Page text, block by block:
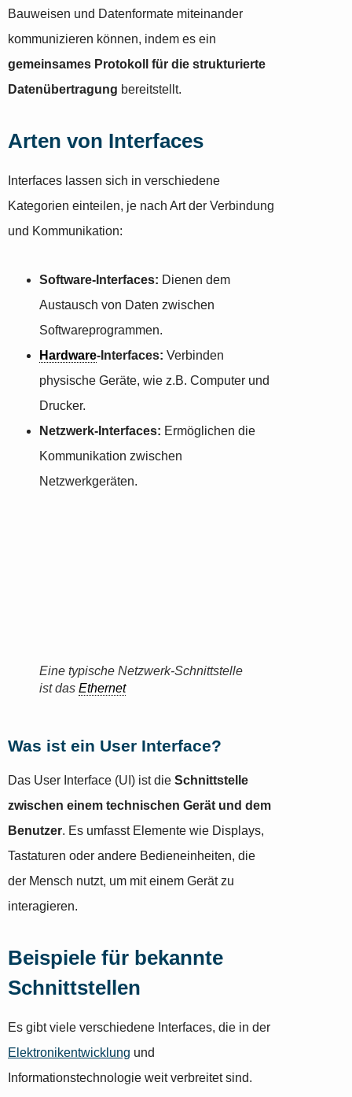
Bauweisen und Datenformate miteinander
kommunizieren können, indem es ein
gemeinsames Protokoll für die strukturierte
Datenübertragung bereitstellt.
Arten von Interfaces
Interfaces lassen sich in verschiedene
Kategorien einteilen, je nach Art der Verbindung
und Kommunikation:
Software-Interfaces: Dienen dem
Austausch von Daten zwischen
Softwareprogrammen.
Hardware-Interfaces: Verbinden
physische Geräte, wie z.B. Computer und
Drucker.
Netzwerk-Interfaces: Ermöglichen die
Kommunikation zwischen
Netzwerkgeräten.
Eine typische Netzwerk-Schnittstelle
ist das Ethernet
Was ist ein User Interface?
Das User Interface (UI) ist die Schnittstelle
zwischen einem technischen Gerät und dem
Benutzer. Es umfasst Elemente wie Displays,
Tastaturen oder andere Bedieneinheiten, die
der Mensch nutzt, um mit einem Gerät zu
interagieren.
Beispiele für bekannte
Schnittstellen
Es gibt viele verschiedene Interfaces, die in der
Elektronikentwicklung und
Informationstechnologie weit verbreitet sind.